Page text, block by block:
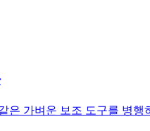
가벼운 보조 도구를 병